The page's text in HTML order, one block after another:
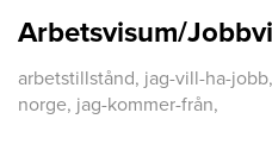
Arbetsvisum/
arbetstillstånd, jag-vill-ha-
norge, jag-kommer-från,